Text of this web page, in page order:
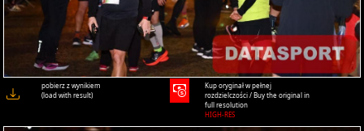
pobierz z wynikiem
(load with result)
Kup oryginał w pełnej
rozdzielczości / Buy the original in
full resolution
HIGH-RES